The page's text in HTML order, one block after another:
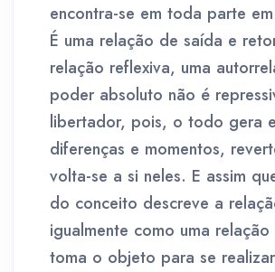
encontra-se em toda parte
É uma relação de saída e
relação reflexiva, uma
poder absoluto não é
libertador, pois, o todo gera
diferenças e momentos,
volta-se a si neles. E assim
do conceito descreve a
igualmente como uma
toma o objeto para se